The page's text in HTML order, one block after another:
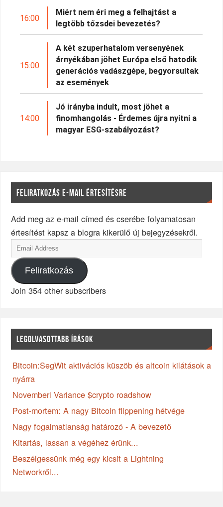
16:00
Miért nem éri meg a felhajtást a
legtöbb tőzsdei bevezetés?
15:00
A két szuperhatalom versenyének
árnyékában jöhet Európa első hatodik
generációs vadászgépe, begyorsultak
az események
14:00
Jó irányba indult, most jöhet a
finomhangolás - Érdemes újra nyitni a
magyar ESG-szabályozást?
FELIRATKOZÁS E-MAIL ÉRTESÍTÉSRE
Add meg az e-mail címed és cserébe folyamatosan
értesítést kapsz a blogra kikerülő új bejegyzésekről.
Feliratkozás
Join 354 other subscribers
LEGOLVASOTTABB ÍRÁSOK
Bitcoin:SegWit aktivációs küszöb és altcoin kilátások a
nyárra
Novemberi Variance $crypto roadshow
Post-mortem: A nagy Bitcoin flippening hétvége
Nagy fogalmatlanság határozó - A bevezető
Kitartás, lassan a végéhez érünk...
Beszélgessünk még egy kicsit a Lightning
Networkről...